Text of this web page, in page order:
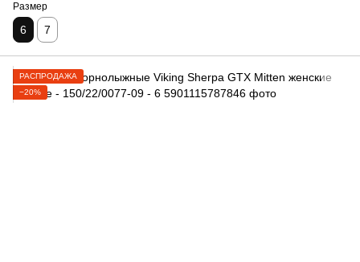
Размер
6 7
РАСПРОДАЖА
−20%